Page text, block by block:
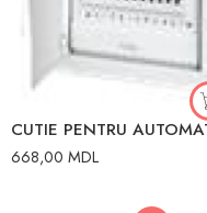
668,00 MDL